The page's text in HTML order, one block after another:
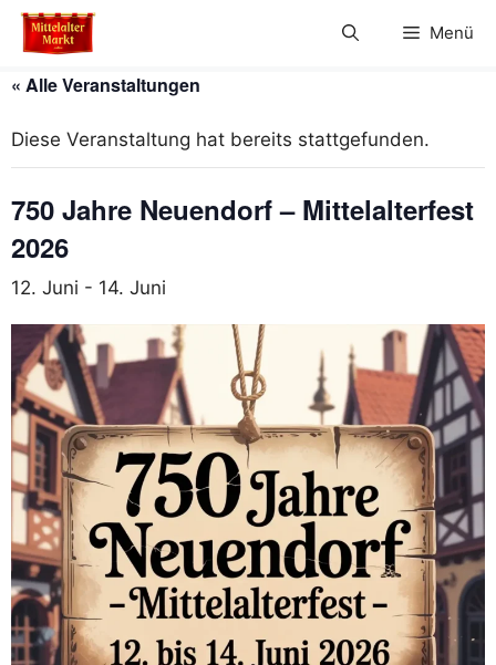
Zum
Inhalt
Menü
« Alle Veranstaltungen
Diese Veranstaltung hat bereits stattgefunden.
750 Jahre Neuendorf – Mittelalterfest
2026
12. Juni - 14. Juni